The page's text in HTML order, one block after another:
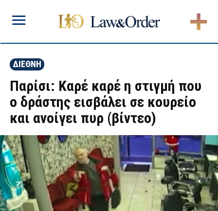
ΔΙΕΘΝΗ
Παρίσι: Καρέ καρέ η στιγμή που
ο δράστης εισβάλει σε κουρείο
και ανοίγει πυρ (βίντεο)